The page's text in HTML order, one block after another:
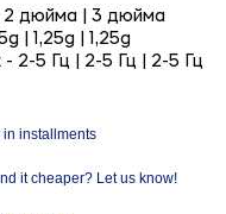
2 дюйма | 3 дюйма
| 1,25g | 1,25g
2-5 Гц | 2-5 Гц | 2-5 Гц
in installments
it cheaper? Let us know!